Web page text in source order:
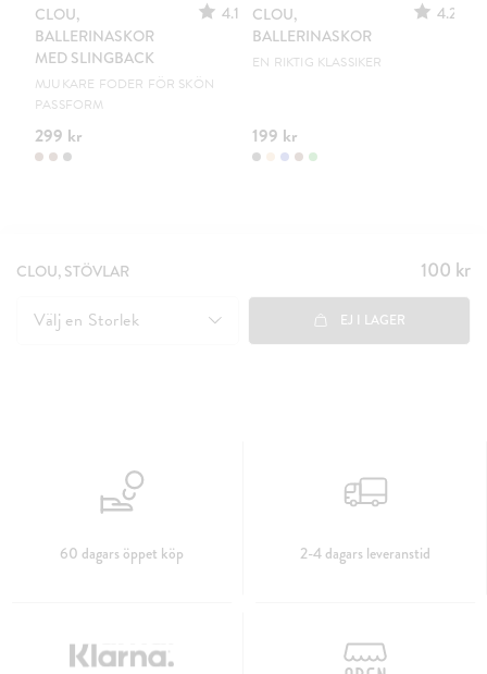
CLOU,
BALLERINASKOR
MED SLINGBACK
4.1
MJUKARE FODER FÖR SKÖN
PASSFORM
299 kr
CLOU,
BALLERINASKOR
4.2
EN RIKTIG KLASSIKER
199 kr
CLOU, STÖVLAR Pris:
100 kr
100 kr
Välj en Storlek EJ I LAGER
60 dagars öppet köp 2-4 dagars leveranstid